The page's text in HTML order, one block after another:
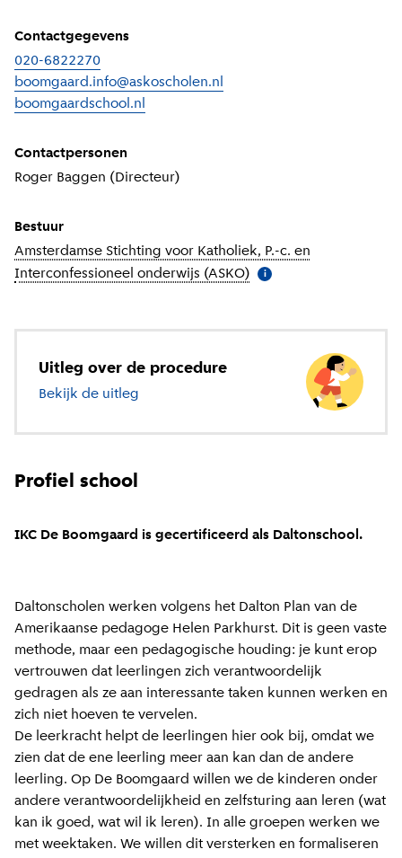
Contactgegevens
020-6822270
boomgaard.info@askoscholen.nl
boomgaardschool.nl
Contactpersonen
Roger Baggen (Directeur)
Bestuur
Amsterdamse Stichting voor Katholiek, P.-c. en
Interconfessioneel onderwijs (ASKO) Meer informatie
i
Uitleg over de procedure
Bekijk de uitleg
Profiel school
IKC De Boomgaard is gecertificeerd als Daltonschool.
Daltonscholen werken volgens het Dalton Plan van de
Amerikaanse pedagoge Helen Parkhurst. Dit is geen vaste
methode, maar een pedagogische houding: je kunt erop
vertrouwen dat leerlingen zich verantwoordelijk
gedragen als ze aan interessante taken kunnen werken en
zich niet hoeven te vervelen.
De leerkracht helpt de leerlingen hier ook bij, omdat we
zien dat de ene leerling meer aan kan dan de andere
leerling. Op De Boomgaard willen we de kinderen onder
andere verantwoordelijkheid en zelfsturing aan leren (wat
kan ik goed, wat wil ik leren). In alle groepen werken we
met weektaken. We willen dit versterken en formaliseren